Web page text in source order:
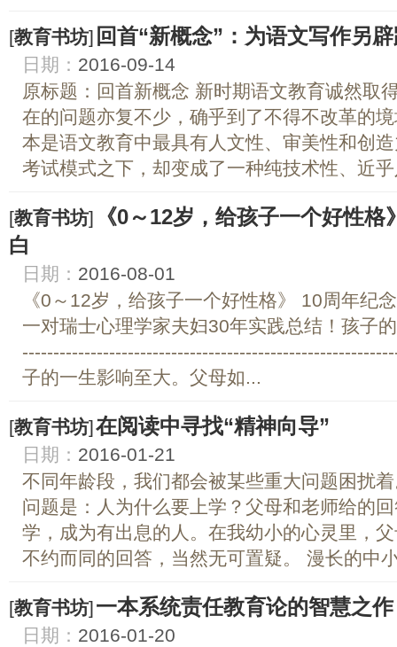
[教育书坊] 回首“新概念”：为语文写作另
日期： 2016-09-14
原标题：回首新概念 新时期语文教育诚然取
在的问题亦复不少，确乎到了不得不改革的
本是语文教育中最具有人文性、审美性和创
考试模式之下，却变成了一种纯技术性、近
[教育书坊]
《0～12岁，给孩子一个好性
白
日期： 2016-08-01
《0～12岁，给孩子一个好性格》 10周年纪
一对瑞士心理学家夫妇30年实践总结！孩子
子的一生影响至大。父母如...
[教育书坊]在阅读中寻找“精神向导”
日期： 2016-01-21
不同年龄段，我们都会被某些重大问题困扰
问题是：人为什么要上学？父母和老师给的
学，成为有出息的人。在我幼小的心灵里，
不约而同的回答，当然无可置疑。 漫长的中
[教育书坊]一本系统责任教育论的智慧之作
日期： 2016-01-20